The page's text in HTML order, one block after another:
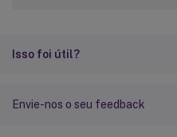
Isso foi útil?
Envie-nos o seu feedback